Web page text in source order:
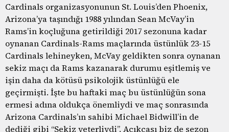
Cardinals organizasyonunun St. Louis’den Phoenix,
Arizona’ya taşındığı 1988 yılından Sean McVay’in
Rams’in koçluğuna getirildiği 2017 sezonuna kadar
oynanan Cardinals-Rams maçlarında üstünlük 23-15
Cardinals lehineyken, McVay geldikten sonra oynanan
sekiz maçı da Rams kazanarak durumu eşitlemiş ve
işin daha da kötüsü psikolojik üstünlüğü ele
geçirmişti. İşte bu haftaki maç bu üstünlüğün sona
ermesi adına oldukça önemliydi ve maç sonrasında
Arizona Cardinals’ın sahibi Michael Bidwill’in de
dediği gibi “Sekiz yeterliydi”. Açıkçası biz de sezon